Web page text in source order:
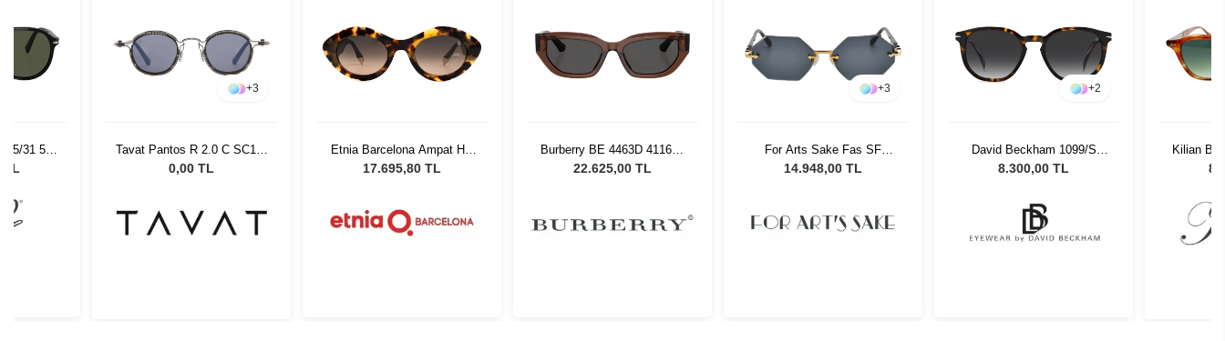
95/31 55
TL
+3
Tavat Pantos R 2.0 C SC119
LSS-SS
0,00 TL
Etnia Barcelona Ampat HV
50
17.695,80 TL
Burberry BE 4463D 411687
54 Kadın Güneş Gözlüğü
22.625,00 TL
+3
For Arts Sake Fas SF
035BL Kadın Güneş
14.948,00 TL
+2
David Beckham 1099/S
0869O 53 Unisex Güneş
8.300,00 TL
Kilian